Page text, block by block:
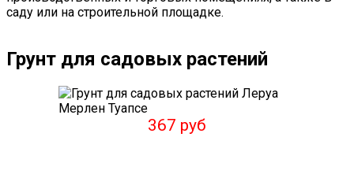
саду или на строительной площадке.
Грунт для садовых растений
367 руб